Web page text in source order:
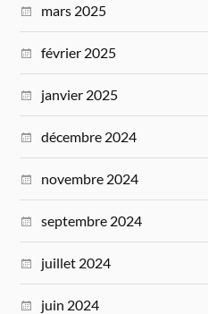
mars 2025
février 2025
janvier 2025
décembre 2024
novembre 2024
septembre 2024
juillet 2024
juin 2024